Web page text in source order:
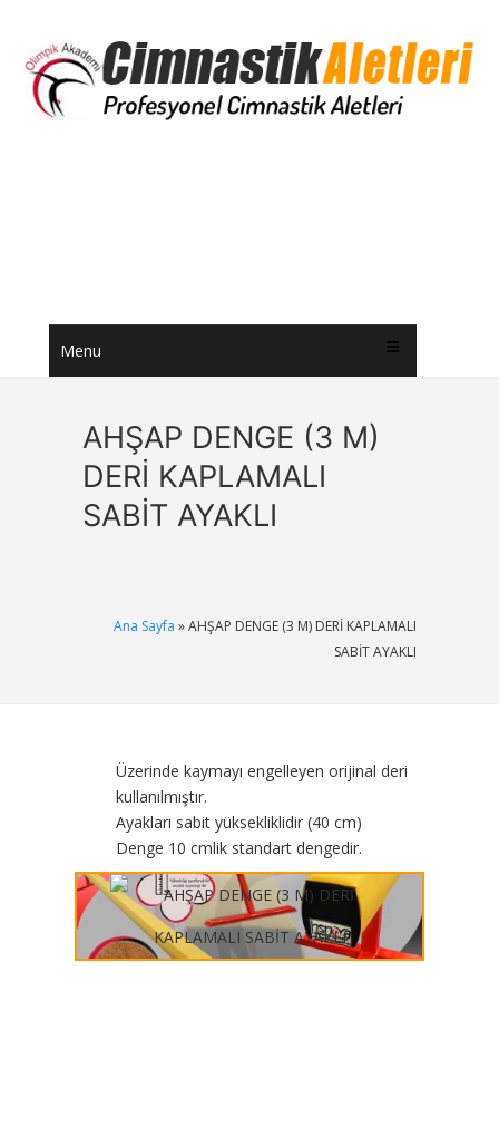
Menu
AHŞAP DENGE (3 M)
DERİ KAPLAMALI
SABİT AYAKLI
Ana Sayfa » AHŞAP DENGE (3 M) DERİ KAPLAMALI
SABİT AYAKLI
Üzerinde kaymayı engelleyen orijinal deri
kullanılmıştır.
Ayakları sabit yüksekliklidir (40 cm)
Denge 10 cmlik standart dengedir.